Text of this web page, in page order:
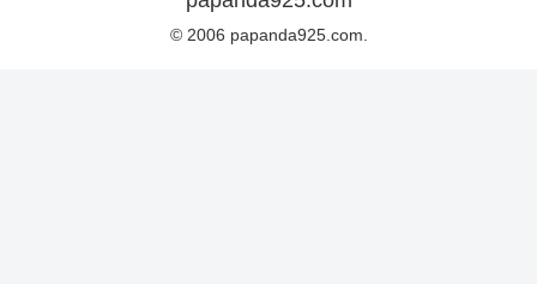
© 2006 papanda925.com.